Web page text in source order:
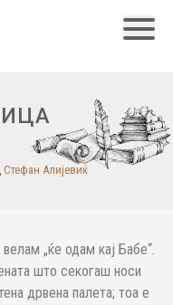
Стефан Алијевиќ
„ќе одам кај Бабе“.
што секогаш носи
дрвена палета; тоа е